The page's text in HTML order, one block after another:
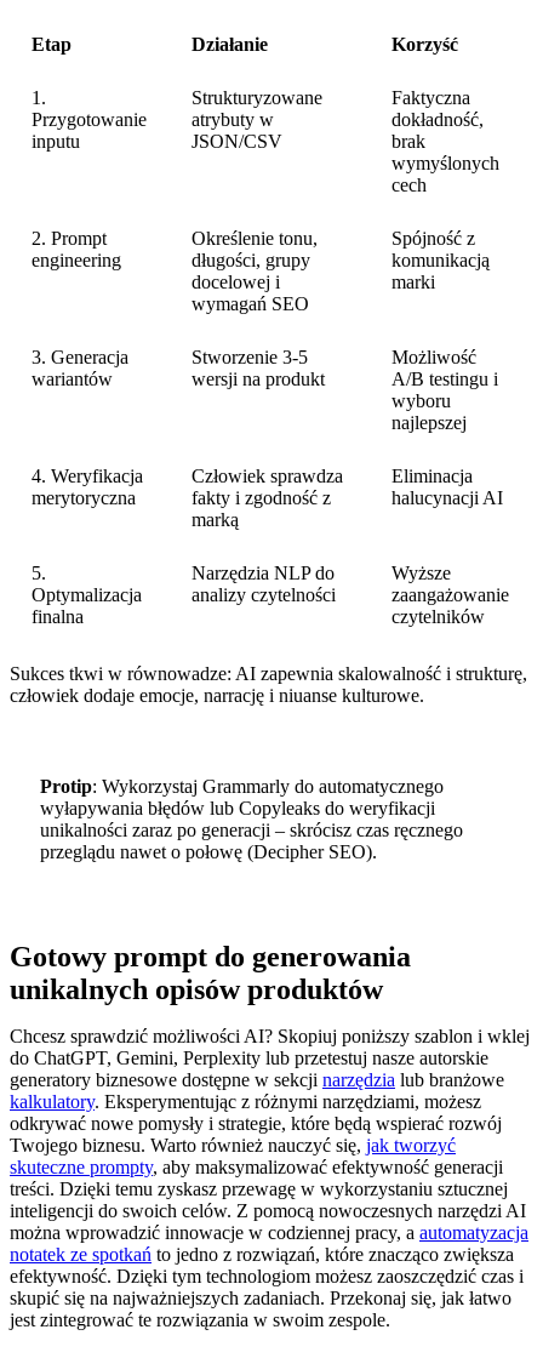
Etap Działanie Korzyść
1.
Przygotowanie
inputu
Strukturyzowane
atrybuty w
JSON/CSV
Faktyczna
dokładność,
brak
wymyślonych
cech
2. Prompt
engineering
Określenie tonu,
długości, grupy
docelowej i
wymagań SEO
Spójność z
komunikacją
marki
3. Generacja
wariantów
Stworzenie 3-5
wersji na produkt
Możliwość
A/B testingu i
wyboru
najlepszej
4. Weryfikacja
merytoryczna
Człowiek sprawdza
fakty i zgodność z
marką
Eliminacja
halucynacji AI
5.
Optymalizacja
finalna
Narzędzia NLP do
analizy czytelności
Wyższe
zaangażowanie
czytelników
Sukces tkwi w równowadze: AI zapewnia skalowalność i strukturę,
człowiek dodaje emocje, narrację i niuanse kulturowe.
Protip: Wykorzystaj Grammarly do automatycznego
wyłapywania błędów lub Copyleaks do weryfikacji
unikalności zaraz po generacji – skrócisz czas ręcznego
przeglądu nawet o połowę (Decipher SEO).
Gotowy prompt do generowania
unikalnych opisów produktów
Chcesz sprawdzić możliwości AI? Skopiuj poniższy szablon i wklej
do ChatGPT, Gemini, Perplexity lub przetestuj nasze autorskie
generatory biznesowe dostępne w sekcji narzędzia lub branżowe
kalkulatory. Eksperymentując z różnymi narzędziami, możesz
odkrywać nowe pomysły i strategie, które będą wspierać rozwój
Twojego biznesu. Warto również nauczyć się, jak tworzyć
skuteczne prompty, aby maksymalizować efektywność generacji
treści. Dzięki temu zyskasz przewagę w wykorzystaniu sztucznej
inteligencji do swoich celów. Z pomocą nowoczesnych narzędzi AI
można wprowadzić innowacje w codziennej pracy, a automatyzacja
notatek ze spotkań to jedno z rozwiązań, które znacząco zwiększa
efektywność. Dzięki tym technologiom możesz zaoszczędzić czas i
skupić się na najważniejszych zadaniach. Przekonaj się, jak łatwo
jest zintegrować te rozwiązania w swoim zespole.